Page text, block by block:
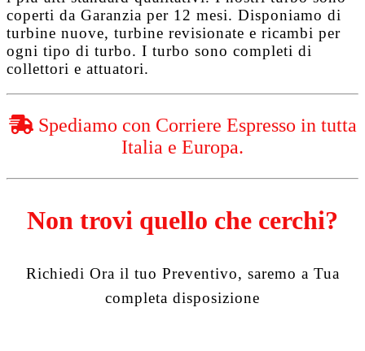
coperti da Garanzia per 12 mesi. Disponiamo di
turbine nuove, turbine revisionate e ricambi per
ogni tipo di turbo. I turbo sono completi di
collettori e attuatori.
Spediamo con Corriere Espresso in tutta
Italia e Europa.
Non trovi quello che cerchi?
Richiedi Ora il tuo Preventivo, saremo a Tua
completa disposizione